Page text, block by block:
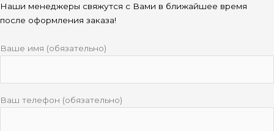
Наши менеджеры свяжутся с Вами в ближайшее время
после оформления заказа!
Ваше имя (обязательно)
Ваш телефон (обязательно)